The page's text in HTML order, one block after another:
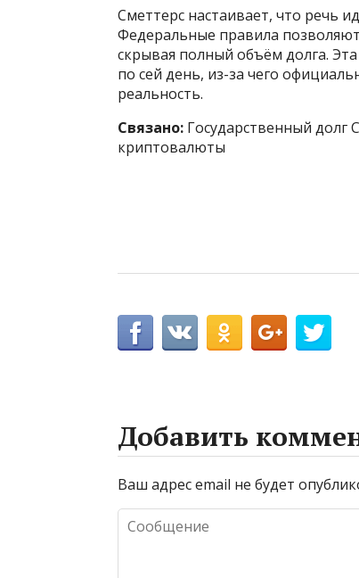
Сметтерс настаивает, что речь
Федеральные правила
скрывая полный объём долга.
по сей день, из-за чего
реальность.
Связано: Государственный
криптовалюты
Добавить
Ваш адрес email не будет